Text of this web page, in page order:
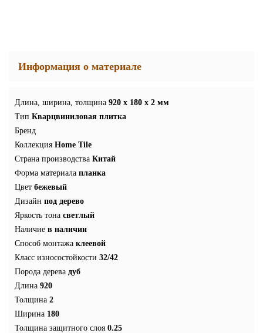
Информация о материале
Длина, ширина, толщина 920 x 180 x 2 мм
Тип Кварцвиниловая плитка
Бренд
Коллекция Home Tile
Страна производства Китай
Форма материала планка
Цвет бежевый
Дизайн под дерево
Яркость тона светлый
Наличие в наличии
Способ монтажа клеевой
Класс износостойкости 32/42
Порода дерева дуб
Длина 920
Толщина 2
Ширина 180
Толщина защитного слоя 0.25